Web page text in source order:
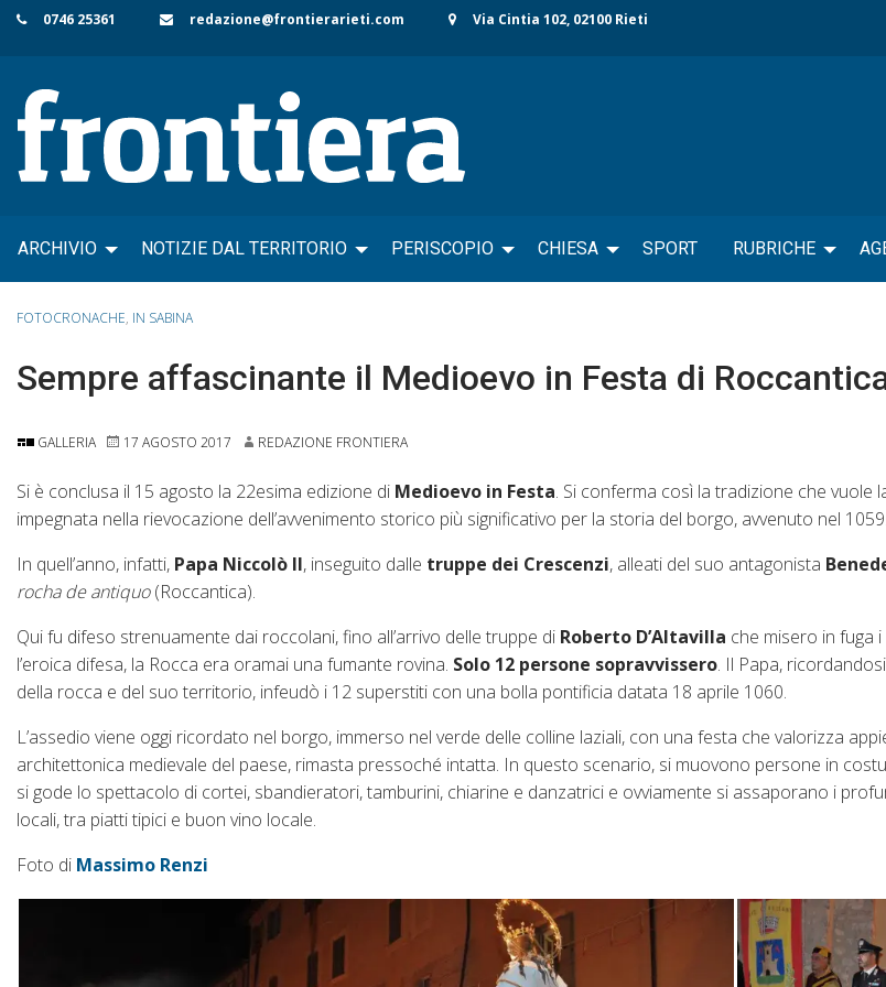
Skip
content
0746 25361 redazione@frontierarieti.com Via Cintia 102, 02100 Rieti
ARCHIVIO NOTIZIE DAL TERRITORIO PERISCOPIO CHIESA SPORT RUBRICHE
FOTOCRONACHE, IN SABINA
Sempre affascinante il Medioevo in Festa di
GALLERIA 17 AGOSTO 2017 REDAZIONE FRONTIERA
Si è conclusa il 15 agosto la 22esima edizione di Medioevo in Festa. Si conferma così la tradizione che vuole
impegnata nella rievocazione dell’avvenimento storico più significativo per la storia del borgo, avvenuto nel 1059.
In quell’anno, infatti, Papa Niccolò II, inseguito dalle truppe dei Crescenzi, alleati del suo antagonista
rocha de antiquo(Roccantica).
Qui fu difeso strenuamente dai roccolani, fino all’arrivo delle truppe di Roberto D’Altavilla che misero in fuga
l’eroica difesa, la Rocca era oramai una fumante rovina. Solo 12 persone sopravvissero. Il Papa,
della rocca e del suo territorio, infeudò i 12 superstiti con una bolla pontificia datata 18 aprile 1060.
L’assedio viene oggi ricordato nel borgo, immerso nel verde delle colline laziali, con una festa che valorizza
architettonica medievale del paese, rimasta pressoché intatta. In questo scenario, si muovono persone in
si gode lo spettacolo di cortei, sbandieratori, tamburini, chiarine e danzatrici e ovviamente si assaporano i
locali, tra piatti tipici e buon vino locale.
Foto di Massimo Renzi